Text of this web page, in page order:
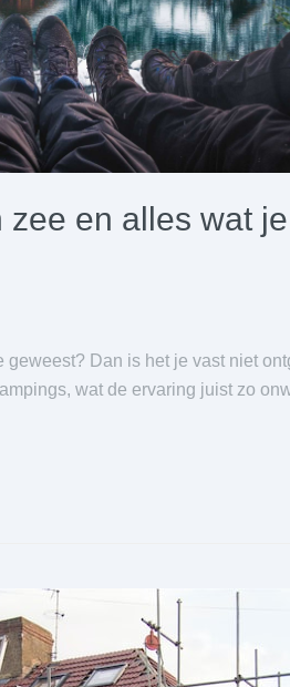
en alles wat
Dan is het je vast niet
wat de ervaring juist zo